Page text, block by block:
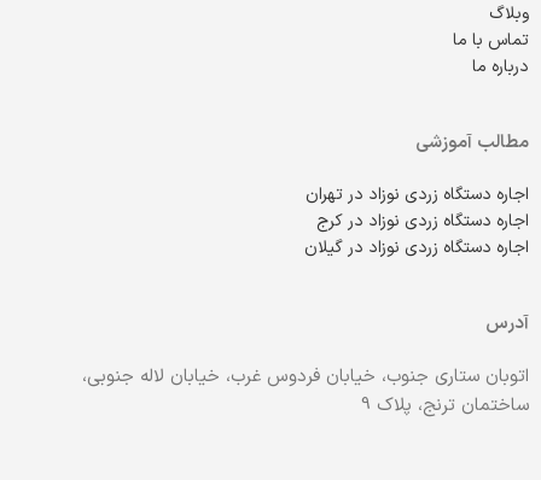
وبلاگ
تماس با ما
درباره ما
مطالب آموزشی
اجاره دستگاه زردی نوزاد در تهران
اجاره دستگاه زردی نوزاد در کرج
اجاره دستگاه زردی نوزاد در گیلان
آدرس
اتوبان ستاری جنوب، خیابان فردوس غرب، خیابان لاله جنوبی،
ساختمان ترنج، پلاک 9